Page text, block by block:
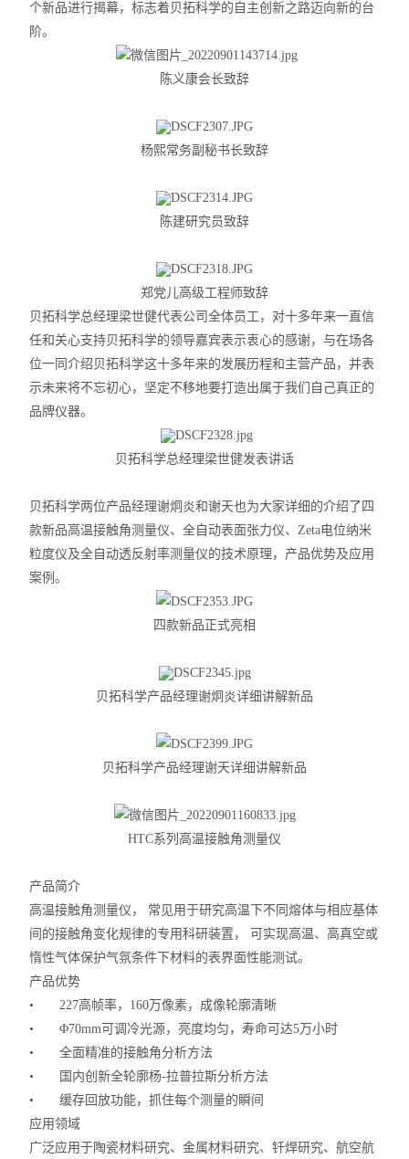
力学测试仪
表面/界面性能测定仪
个新品进行揭幕，标志着贝拓科学的自主创新之路迈向新的台
阶。
陈义康会长致辞
杨熙常务副秘书长致辞
陈建研究员致辞
郑党儿高级工程师致辞
贝拓科学总经理梁世健代表公司全体员工，对十多年来一直信
任和关心支持贝拓科学的领导嘉宾表示衷心的感谢，与在场各
位一同介绍贝拓科学这十多年来的发展历程和主营产品，并表
示未来将不忘初心，坚定不移地要打造出属于我们自己真正的
品牌仪器。
贝拓科学总经理梁世健发表讲话
贝拓科学两位产品经理谢炯炎和谢天也为大家详细的介绍了四
款新品高温接触角测量仪、全自动表面张力仪、Zeta电位纳米
粒度仪及全自动透反射率测量仪的技术原理，产品优势及应用
案例。
四款新品正式亮相
贝拓科学产品经理谢炯炎详细讲解新品
贝拓科学产品经理谢天详细讲解新品
HTC系列高温接触角测量仪
产品简介
高温接触角测量仪，
常见用于研究高温下不同熔体与相应基体
间的接触角变化规律的专用科研装置，
可实现高温、高真空或
惰性气体保护气氛条件下材料的表界面性能测试。
产品优势
•
227高帧率， 160万像素，成像轮廓清晰
•
Φ70mm可调冷光源，亮度均匀，寿命可达5万小时
•
全面精准的接触角分析方法
•
国内创新全轮廓杨-拉普拉斯分析方法
•
缓存回放功能，抓住每个测量的瞬间
应用领域
广泛应用于陶瓷材料研究、金属材料研究、钎焊研究、航空航